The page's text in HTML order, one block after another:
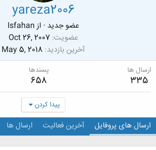
yareza2006
عضو جدید · از Isfahan
عضویت Oct 26, 2007
آخرین بازدید May 5, 2018
ارسال ها
335
پسندها
658
پیدا کردن
ارسال های پروفایل آخرین فعالیت ارسال ها